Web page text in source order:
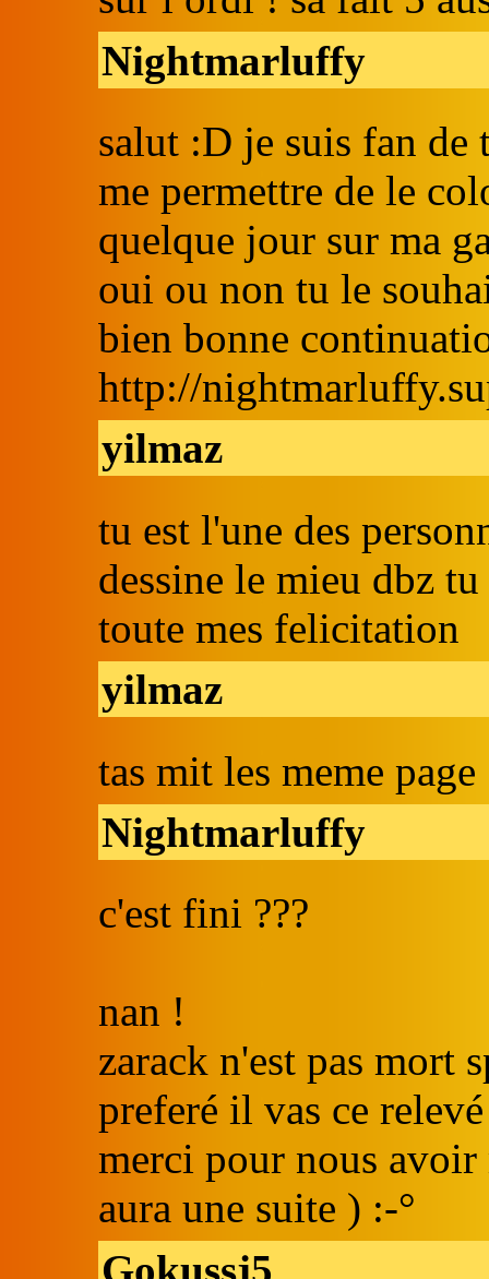
Nightmarluffy
salut :D je suis fan de
me permettre de le
quelque jour sur ma
oui ou non tu le
bien bonne
http://
yilmaz
tu est l'une des
dessine le mieu dbz
toute mes felicitation
yilmaz
tas mit les meme page
Nightmarluffy
c'est fini ???
nan !
zarack n'est pas mort
preferé il vas ce
merci pour nous
aura une suite ) :-°
Gokussj5